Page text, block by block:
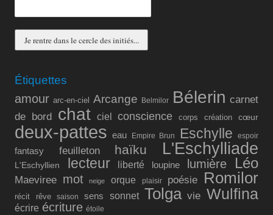
Étiquettes
amour arc-en-ciel Arcange Belmilor Bélerin carnet
de bord
chat ciel conscience corps création cœur
deux-pattes eau Empire Brun Eschylle espoir
fantasy feuilleton haïku L'Eschylliade
L'Eschyllien lecteur liberté loupine lumière Léo
Maeviree mot neige orque plaisir poésie Romilor
récit rêve saison sens sonnet Tolga vie Wulfina
écrire écriture étoile